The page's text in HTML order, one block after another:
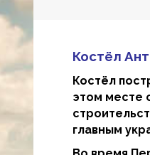
Костёл
Костёл
этом месте
главным